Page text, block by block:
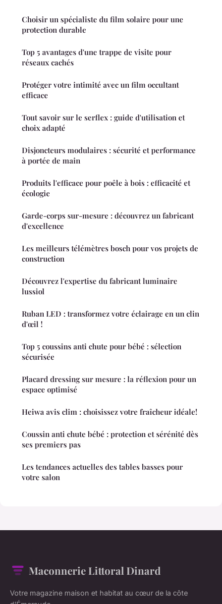
Choisir un spécialiste du film solaire pour une
protection durable
Top 5 avantages d'une trappe de visite pour
réseaux cachés
Protéger votre intimité avec un film occultant
efficace
Tout savoir sur le serflex : guide d'utilisation et
choix adapté
Disjoncteurs modulaires : sécurité et performance
à portée de main
Produits l'efficace pour poêle à bois : efficacité et
écologie
Garde-corps sur-mesure : découvrez un fabricant
d'excellence
Les meilleurs télémètres bosch pour vos projets de
construction
Découvrez l'expertise du fabricant luminaire
lussiol
Ruban LED : transformez votre éclairage en un clin
d'œil !
Top 5 coussins anti chute pour bébé : sélection
sécurisée
Placard dressing sur mesure : la réflexion pour un
espace optimisé
Heiwa avis clim : choisissez votre fraîcheur idéale!
Coussin anti chute bébé : protection et sérénité dès
ses premiers pas
Les tendances actuelles des tables basses pour
votre salon
Maconnerie Littoral Dinard
Votre magazine maison et habitat au cœur de la côte